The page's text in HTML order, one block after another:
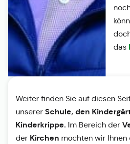
das
Weiter finden Sie auf diesen
unserer Schule, den
Kinderkrippe. Im Bereich der
der Kirchen möchten wir